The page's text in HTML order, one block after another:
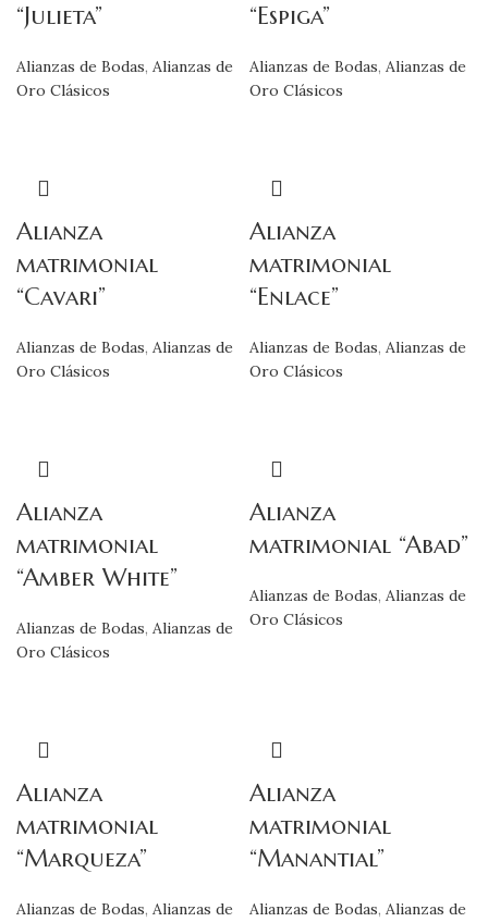
“Julieta”
Alianzas de Bodas, Alianzas de
Oro Clásicos
“Espiga”
Alianzas de Bodas, Alianzas de
Oro Clásicos
Alianza
matrimonial
“Cavari”
Alianzas de Bodas, Alianzas de
Oro Clásicos
Alianza
matrimonial
“Enlace”
Alianzas de Bodas, Alianzas de
Oro Clásicos
Alianza
matrimonial
“Amber White”
Alianzas de Bodas, Alianzas de
Oro Clásicos
Alianza
matrimonial “Abad”
Alianzas de Bodas, Alianzas de
Oro Clásicos
Alianza
matrimonial
“Marqueza”
Alianzas de Bodas, Alianzas de
Alianza
matrimonial
“Manantial”
Alianzas de Bodas, Alianzas de